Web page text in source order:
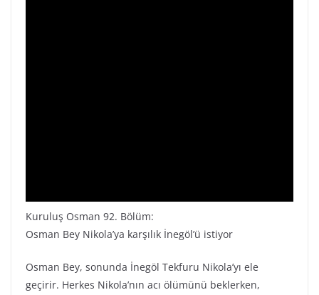
Kuruluş Osman 92. Bölüm:
Osman Bey Nikola’ya karşılık İnegöl’ü istiyor
Osman Bey, sonunda İnegöl Tekfuru Nikola’yı ele
geçirir. Herkes Nikola’nın acı ölümünü beklerken,